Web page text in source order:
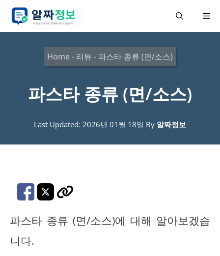
메
Home - 리뷰 - 파스타 종류 (면/소스)
파스타 종류 (면/소스)
Last Updated: 2026년 01월 18일 By 알짜정보
파스타 종류 (면/소스)에 대해 알아보겠습
니다.